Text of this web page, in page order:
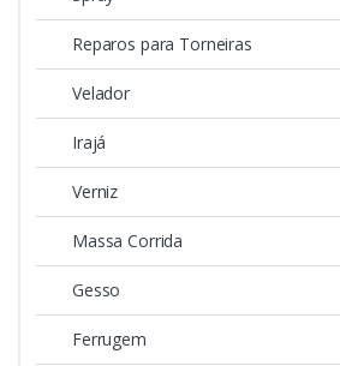
Reparos para Torneiras
Velador
Irajá
Verniz
Massa Corrida
Gesso
Ferrugem